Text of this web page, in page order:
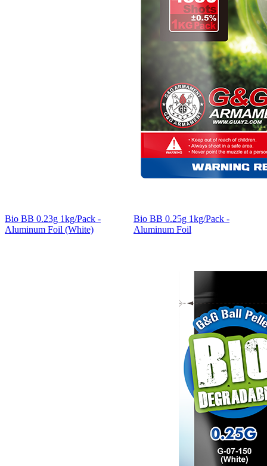
Bio BB 0.23g 1kg/Pack -
Aluminum Foil (White)
Bio BB 0.25g 1kg/Pack -
Aluminum Foil